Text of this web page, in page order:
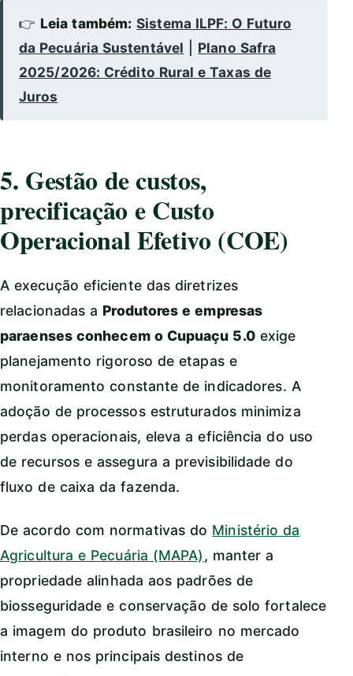
👉 Leia também: Sistema ILPF: O Futuro
da Pecuária Sustentável
Plano Safra
2025/2026: Crédito Rural e Taxas de
Juros
5. Gestão de custos,
precificação e Custo
Operacional Efetivo (COE)
A execução eficiente das diretrizes
relacionadas a Produtores e empresas
paraenses conhecem o Cupuaçu 5.0exige
planejamento rigoroso de etapas e
monitoramento constante de indicadores. A
adoção de processos estruturados minimiza
perdas operacionais, eleva a eficiência do uso
de recursos e assegura a previsibilidade do
fluxo de caixa da fazenda.
De acordo com normativas do Ministério da
Agricultura e Pecuária (MAPA), manter a
propriedade alinhada aos padrões de
biosseguridade e conservação de solo fortalece
a imagem do produto brasileiro no mercado
interno e nos principais destinos de